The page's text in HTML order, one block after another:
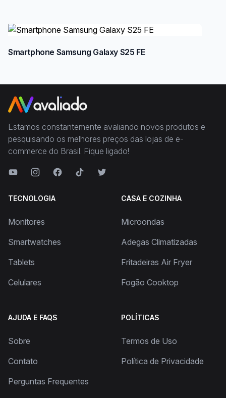
Smartphone Samsung Galaxy S25 FE
Estamos constantemente avaliando novos produtos e
pesquisando os melhores preços das lojas de e-
commerce do Brasil. Fique ligado!
TECNOLOGIA
Monitores
Smartwatches
Tablets
Celulares
CASA E COZINHA
Microondas
Adegas Climatizadas
Fritadeiras Air Fryer
Fogão Cooktop
AJUDA E FAQS
Sobre
Contato
Perguntas Frequentes
POLÍTICAS
Termos de Uso
Política de Privacidade